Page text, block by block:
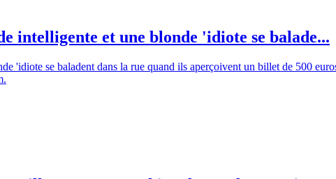
intelligente et une blonde 'idiote se balade...
'idiote se baladent dans la rue quand ils aperçoivent un billet de 500